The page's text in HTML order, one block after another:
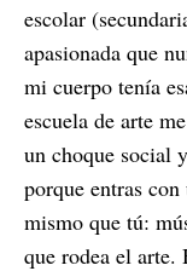
escolar
apasionada que
mi cuerpo tenía
escuela de arte
un choque social
porque entras
mismo que tú:
que rodea el arte.